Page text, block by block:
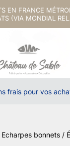
EN FRANCE
(VIA MONDIAL
frais pour vos
Echarpes bonnets /